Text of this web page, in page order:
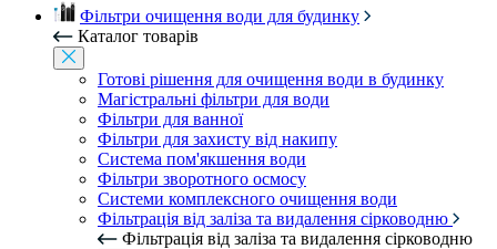
Фільтри очищення води для будинку
Каталог товарів
Готові рішення для очищення води в будинку
Магістральні фільтри для води
Фільтри для ванної
Фільтри для захисту від накипу
Система пом'якшення води
Фільтри зворотного осмосу
Системи комплексного очищення води
Фільтрація від заліза та видалення сірководню
Фільтрація від заліза та видалення сірководню